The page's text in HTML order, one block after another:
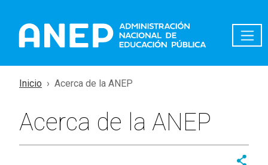
Inicio Acerca de la ANEP
Acerca de la ANEP